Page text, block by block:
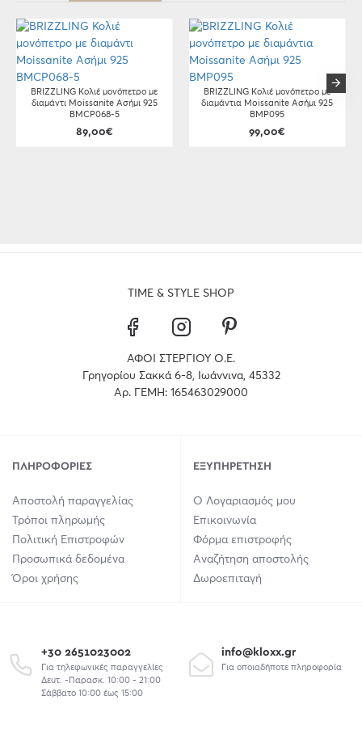
BRIZZLING Κολιέ μονόπετρο με
διαμάντι Moissanite Ασήμι 925
BMCP068-5
89,00€
BRIZZLING Κολιέ μονόπετρο με
διαμάντια Moissanite Ασήμι 925
BMP095
99,00€
TIME & STYLE SHOP
ΑΦΟΙ ΣΤΕΡΓΙΟΥ Ο.Ε.
Γρηγορίου Σακκά 6-8, Ιωάννινα, 45332
Αρ. ΓΕΜΗ: 165463029000
ΠΛΗΡΟΦΟΡΊΕΣ
Αποστολή παραγγελίας
Τρόποι πληρωμής
Πολιτική Επιστροφών
Προσωπικά δεδομένα
Όροι χρήσης
ΕΞΥΠΗΡΈΤΗΣΗ
Ο Λογαριασμός μου
Επικοινωνία
Φόρμα επιστροφής
Αναζήτηση αποστολής
Δωροεπιταγή
+30 2651023002
Για τηλεφωνικές παραγγελίες
Δευτ. -Παρασκ. 10:00 - 21:00
Σάββατο 10:00 έως 15:00
info@kloxx.gr
Για οποιαδήποτε πληροφορία